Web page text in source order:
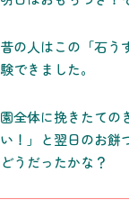
昔の人はこの「石う
験できました。
園全体に挽きたての
い！」と翌日のお餅
どうだったかな？